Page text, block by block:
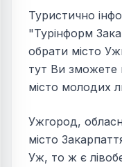
Туристично
"Турінформ
обрати місто
тут Ви зможете
місто молодих
Ужгород,
місто
Уж, то ж є